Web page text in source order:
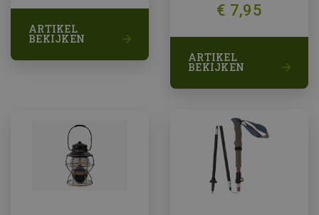
ARTIKEL
BEKIJKEN
€ 7,95
ARTIKEL
BEKIJKEN